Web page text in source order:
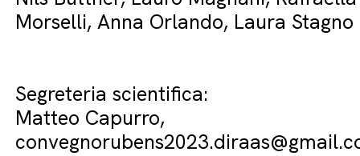
Morselli, Anna Orlando, Laura Stagno
Segreteria scientifica:
Matteo Capurro,